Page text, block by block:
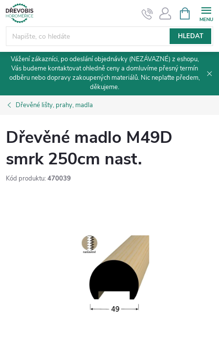
Přejít
na
obsah
HLEDAT
NÁKUPNÍ
KOŠÍK
Vážení zákazníci, po odeslání objednávky (NEZÁVAZNÉ) z eshopu,
Vás budeme kontaktovat ohledně ceny a domluvíme přesný termín
odběru nebo dopravy zakoupených materiálů. Nic neplaťte předem,
děkujeme.
Dřevěné lišty, prahy, madla
Dřevěné madlo M49D
smrk 250cm nast.
Kód produktu: 470039